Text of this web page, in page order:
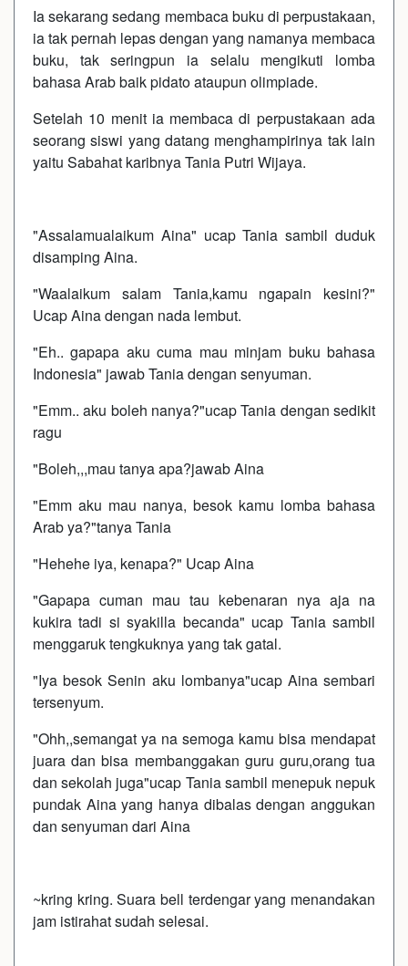
Ia sekarang sedang membaca buku di perpustakaan,
ia tak pernah lepas dengan yang namanya membaca
buku, tak seringpun ia selalu mengikuti lomba
bahasa Arab baik pidato ataupun olimpiade.
Setelah 10 menit ia membaca di perpustakaan ada
seorang siswi yang datang menghampirinya tak lain
yaitu Sabahat karibnya Tania Putri Wijaya.
"Assalamualaikum Aina" ucap Tania sambil duduk
disamping Aina.
"Waalaikum salam Tania,kamu ngapain kesini?"
Ucap Aina dengan nada lembut.
"Eh.. gapapa aku cuma mau minjam buku bahasa
Indonesia" jawab Tania dengan senyuman.
"Emm.. aku boleh nanya?"ucap Tania dengan sedikit
ragu
"Boleh,,,mau tanya apa?jawab Aina
"Emm aku mau nanya, besok kamu lomba bahasa
Arab ya?"tanya Tania
"Hehehe iya, kenapa?" Ucap Aina
"Gapapa cuman mau tau kebenaran nya aja na
kukira tadi si syakilla becanda" ucap Tania sambil
menggaruk tengkuknya yang tak gatal.
"Iya besok Senin aku lombanya"ucap Aina sembari
tersenyum.
"Ohh,,semangat ya na semoga kamu bisa mendapat
juara dan bisa membanggakan guru guru,orang tua
dan sekolah juga"ucap Tania sambil menepuk nepuk
pundak Aina yang hanya dibalas dengan anggukan
dan senyuman dari Aina
~kring kring. Suara bell terdengar yang menandakan
jam istirahat sudah selesai.